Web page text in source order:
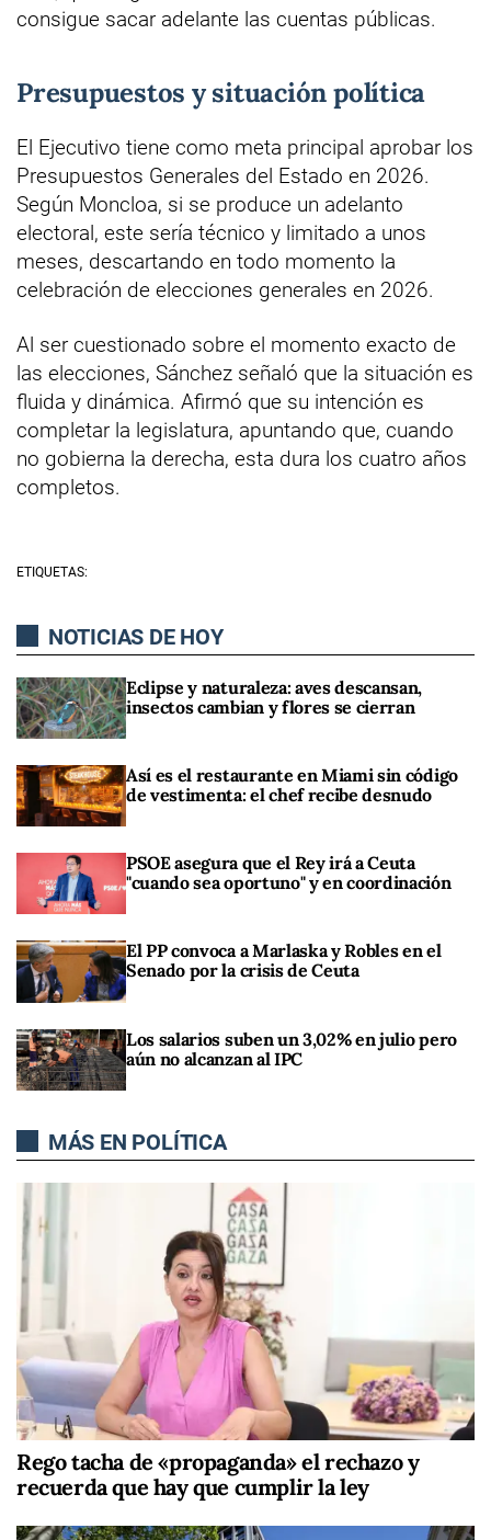
consigue sacar adelante las cuentas públicas.
Presupuestos y situación política
El Ejecutivo tiene como meta principal aprobar los
Presupuestos Generales del Estado en 2026.
Según Moncloa, si se produce un adelanto
electoral, este sería técnico y limitado a unos
meses, descartando en todo momento la
celebración de elecciones generales en 2026.
Al ser cuestionado sobre el momento exacto de
las elecciones, Sánchez señaló que la situación es
fluida y dinámica. Afirmó que su intención es
completar la legislatura, apuntando que, cuando
no gobierna la derecha, esta dura los cuatro años
completos.
ETIQUETAS:
NOTICIAS DE HOY
Eclipse y naturaleza: aves descansan,
insectos cambian y flores se cierran
Así es el restaurante en Miami sin código
de vestimenta: el chef recibe desnudo
PSOE asegura que el Rey irá a Ceuta
"cuando sea oportuno" y en coordinación
El PP convoca a Marlaska y Robles en el
Senado por la crisis de Ceuta
Los salarios suben un 3,02% en julio pero
aún no alcanzan al IPC
MÁS EN POLÍTICA
Rego tacha de «propaganda» el rechazo y
recuerda que hay que cumplir la ley